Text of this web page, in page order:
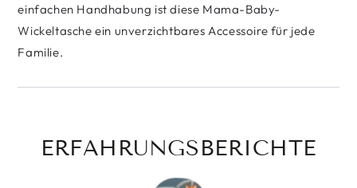
einfachen Handhabung ist diese Mama-Baby-
Wickeltasche ein unverzichtbares Accessoire für jede
Familie.
ERFAHRUNGSBERICHTE